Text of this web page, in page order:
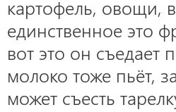
картофель, овощи,
единственное это
вот это он съедает
молоко тоже пьёт,
может съесть